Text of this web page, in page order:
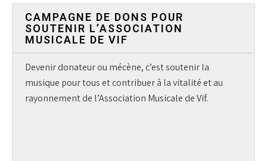
CAMPAGNE DE DONS POUR
SOUTENIR L’ASSOCIATION
MUSICALE DE VIF
Devenir donateur ou mécène, c’est soutenir la
musique pour tous et contribuer à la vitalité et au
rayonnement de l’Association Musicale de Vif.